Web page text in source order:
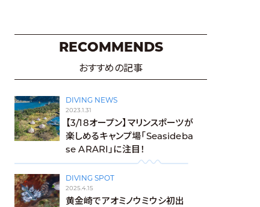
RECOMMENDS
おすすめの記事
DIVING NEWS
2023.1.31
【3/18オープン】マリンスポーツが
楽しめるキャンプ場「Seasideba
se ARARI」に注目！
DIVING SPOT
2025.4.15
黄金崎でアオミノウミウシ初出